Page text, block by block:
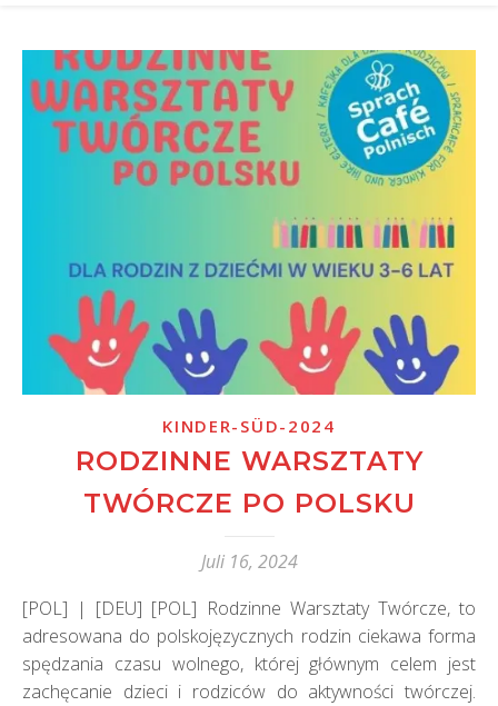
KINDER-SÜD-2024
RODZINNE WARSZTATY
TWÓRCZE PO POLSKU
Juli 16, 2024
[POL] | [DEU] [POL] Rodzinne Warsztaty Twórcze, to
adresowana do polskojęzycznych rodzin ciekawa forma
spędzania czasu wolnego, której głównym celem jest
zachęcanie dzieci i rodziców do aktywności twórczej.